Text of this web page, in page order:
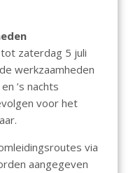
zaterdag 5 juli
werkzaamheden
’s nachts
voor het
via
aangegeven